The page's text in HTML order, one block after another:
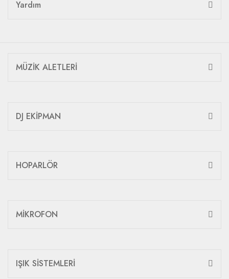
Yardım
MÜZİK ALETLERİ
DJ EKİPMAN
HOPARLÖR
MİKROFON
IŞIK SİSTEMLERİ